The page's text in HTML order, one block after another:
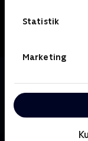
Statistik
Marketing
og som kan
mest sete tv-